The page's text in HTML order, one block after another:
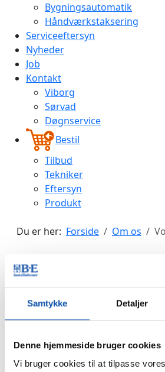
Samtykke Detaljer
Denne hjemmeside bruger cookies
Vi bruger cookies til at tilpasse
Bygningsautomatik
Håndværkstaksering
Serviceeftersyn
Nyheder
Job
Kontakt
Viborg
Sørvad
Døgnservice
Bestil
Tilbud
Tekniker
Eftersyn
Produkt
Du er her: Forside Om os
Vi bakker især op
kultur
Det er forskelligt fra år til år hvem
fordele pengene retfærdigt –
agtigt.